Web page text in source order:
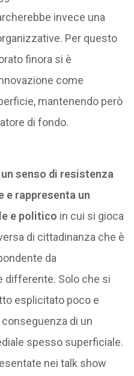
invece una
Per questo
finora si è
come
mantenendo però
di fondo.
senso di resistenza
e rappresenta un
e politico in cui si gioca
di cittadinanza che è
da
differente. Solo che si
esplicitato poco e
di un
spesso superficiale.
nei talk show